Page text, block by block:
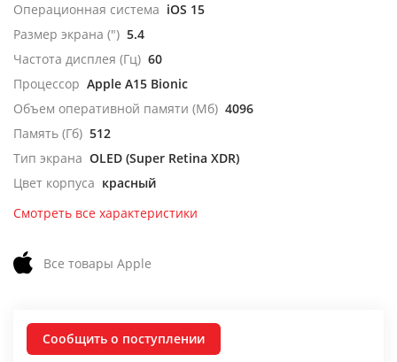
Операционная система iOS 15
Размер экрана (") 5.4
Частота дисплея (Гц) 60
Процессор Apple A15 Bionic
Объем оперативной памяти (Мб) 4096
Память (Гб) 512
Тип экрана OLED (Super Retina XDR)
Цвет корпуса красный
Смотреть все характеристики
Все товары Apple
Сообщить о поступлении